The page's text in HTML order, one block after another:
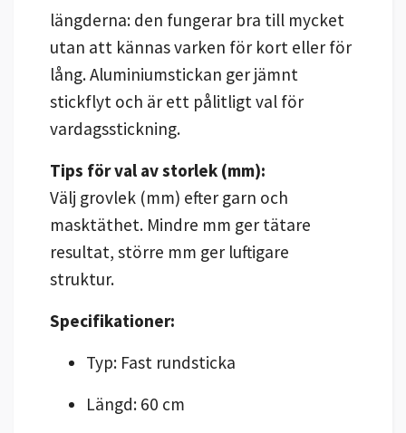
längderna: den fungerar bra till mycket
utan att kännas varken för kort eller för
lång. Aluminiumstickan ger jämnt
stickflyt och är ett pålitligt val för
vardagsstickning.
Tips för val av storlek (mm):
Välj grovlek (mm) efter garn och
masktäthet. Mindre mm ger tätare
resultat, större mm ger luftigare
struktur.
Specifikationer:
Typ: Fast rundsticka
Längd: 60 cm